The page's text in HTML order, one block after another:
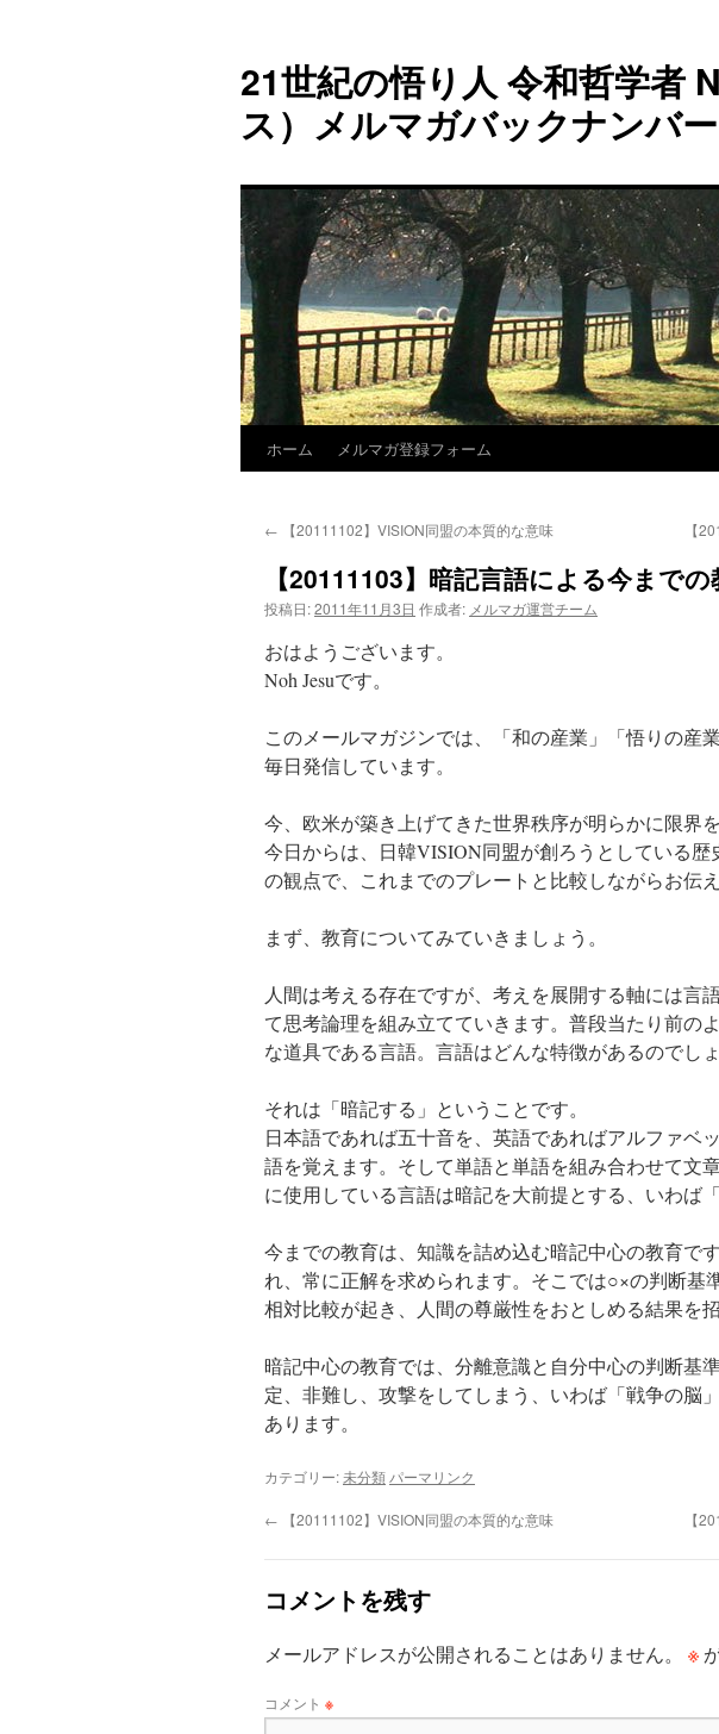
テ
ン
ツ
へ
キ
ッ
プ
21世紀の悟り人 令和哲学者
ス）メルマガバックナンバー
ホーム メルマガ登録フォーム
← 【20111102】VISION同盟の本質的な意味 【
【20111103】暗記言語による今までの
投稿日:2011年11月3日 作成者: メルマガ運営チーム
おはようございます。
Noh Jesuです。
このメールマガジンでは、「和の産業」「悟りの産
毎日発信しています。
今、欧米が築き上げてきた世界秩序が明らかに限界を
今日からは、日韓VISION同盟が創ろうとしている歴
の観点で、これまでのプレートと比較しながらお伝え
まず、教育についてみていきましょう。
人間は考える存在ですが、考えを展開する軸には言
て思考論理を組み立てていきます。普段当たり前の
な道具である言語。言語はどんな特徴があるのでし
それは「暗記する」ということです。
日本語であれば五十音を、英語であればアルファベ
語を覚えます。そして単語と単語を組み合わせて文
に使用している言語は暗記を大前提とする、いわば
今までの教育は、知識を詰め込む暗記中心の教育で
れ、常に正解を求められます。そこでは○×の判断基
相対比較が起き、人間の尊厳性をおとしめる結果を
暗記中心の教育では、分離意識と自分中心の判断基
定、非難し、攻撃をしてしまう、いわば「戦争の脳
あります。
カテゴリー:未分類 パーマリンク
← 【20111102】VISION同盟の本質的な意味 【
コメントを残す
メールアドレスが公開されることはありません。 ※
コメント ※